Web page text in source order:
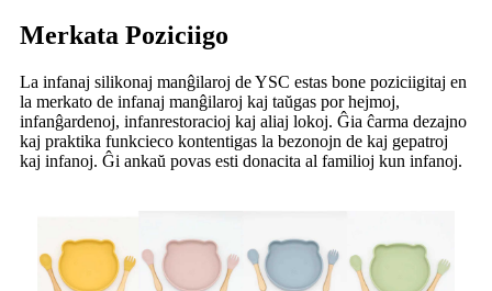
Merkata Poziciigo
La infanaj silikonaj manĝilaroj de YSC estas bone poziciigitaj en
la merkato de infanaj manĝilaroj kaj taŭgas por hejmoj,
infanĝardenoj, infanrestoracioj kaj aliaj lokoj. Ĝia ĉarma dezajno
kaj praktika funkcieco kontentigas la bezonojn de kaj gepatroj
kaj infanoj. Ĝi ankaŭ povas esti donacita al familioj kun infanoj.